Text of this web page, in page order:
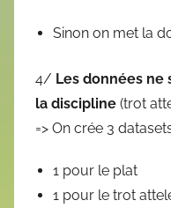
Sinon on met la
4/ Les données ne
la discipline (trot
=> On crée 3
1 pour le plat
1 pour le trot